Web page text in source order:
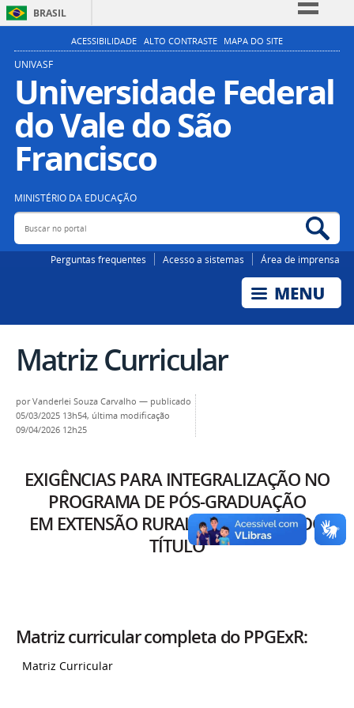
BRASIL
Simplifique!
Participe
Acesso à informação
Legislação
ACESSIBILIDADE ALTO CONTRASTE MAPA DO SITE
UNIVASF
Universidade Federal
do Vale do São
Francisco
MINISTÉRIO DA EDUCAÇÃO
Buscar no portal
Perguntas frequentes Acesso a sistemas Área de imprensa
Matriz Curricular
porVanderlei Souza Carvalho — publicado
05/03/2025 13h54, última modificação
09/04/2026 12h25
EXIGÊNCIAS PARA INTEGRALIZAÇÃO NO
PROGRAMA DE PÓS-GRADUAÇÃO
EM EXTENSÃO RURAL E OBTENÇÃO DO
TÍTULO
Matriz curricular completa do PPGExR:
Matriz Curricular